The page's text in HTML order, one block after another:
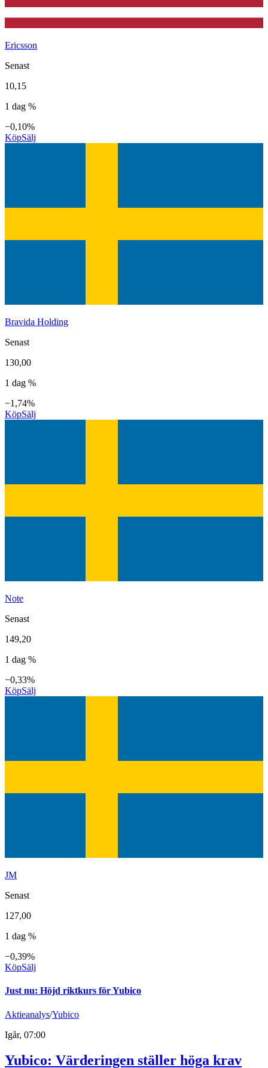
Ericsson
Senast
10,15
1 dag %
−0,10%
KöpSälj
Bravida Holding
Senast
130,00
1 dag %
−1,74%
KöpSälj
Note
Senast
149,20
1 dag %
−0,33%
KöpSälj
JM
Senast
127,00
1 dag %
−0,39%
KöpSälj
Just nu: Höjd riktkurs för Yubico
Aktieanalys/Yubico
Igår, 07:00
Yubico: Värderingen ställer höga krav